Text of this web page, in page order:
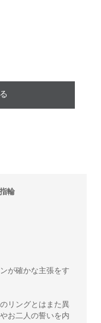
輪
が確かな主張をす
リングとはまた異
お二人の誓いを内